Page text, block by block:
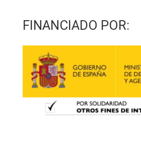
FINANCIADO POR: